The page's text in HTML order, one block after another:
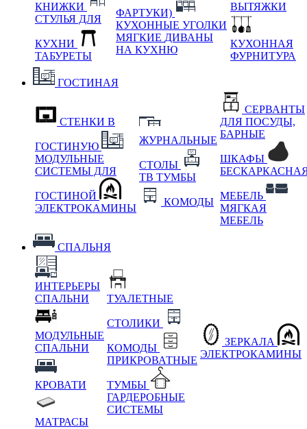
КНИЖКИ
СТУЛЬЯ ДЛЯ
КУХНИ
ТАБУРЕТЫ
ФАРТУКИ)
КУХОННЫЕ УГОЛКИ
МЯГКИЕ ДИВАНЫ
НА КУХНЮ
ВЫТЯЖКИ
КУХОННАЯ
ФУРНИТУРА
ГОСТИНАЯ
СТЕНКИ В
ГОСТИНУЮ
МОДУЛЬНЫЕ
СИСТЕМЫ ДЛЯ
ГОСТИНОЙ
ЭЛЕКТРОКАМИНЫ
ЖУРНАЛЬНЫЕ
СТОЛЫ
ТВ ТУМБЫ
КОМОДЫ
СЕРВАНТЫ
ДЛЯ ПОСУДЫ,
БАРНЫЕ
ШКАФЫ
МЕБЕЛЬ
МЯГКАЯ
МЕБЕЛЬ
СПАЛЬНЯ
ИНТЕРЬЕРЫ
СПАЛЬНИ
МОДУЛЬНЫЕ
СПАЛЬНИ
КРОВАТИ
МАТРАСЫ
ТУАЛЕТНЫЕ
СТОЛИКИ
КОМОДЫ
ПРИКРОВАТНЫЕ
ТУМБЫ
ГАРДЕРОБНЫЕ
СИСТЕМЫ
ЗЕРКАЛА
ЭЛЕКТРОКАМИНЫ